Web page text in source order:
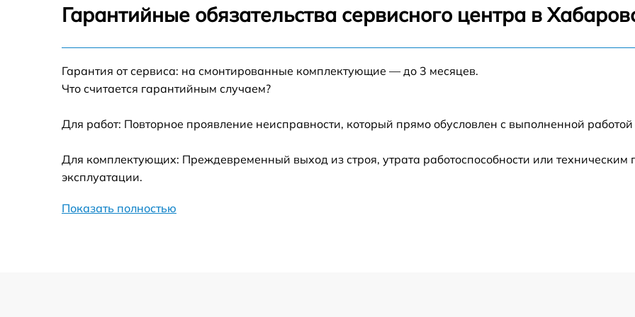
Замена станции airport от 60 мин
Замена батареи от 30 мин
Гарантийные обязательства сервисного центра в
Гарантия от сервиса: на смонтированные комплектующие — до 3 месяцев.
Что считается гарантийным случаем?
Для работ: Повторное проявление неисправности, который прямо обусловлен с выполненной
Для комплектующих: Преждевременный выход из строя, утрата работоспособности или
эксплуатации.
Показать полностью